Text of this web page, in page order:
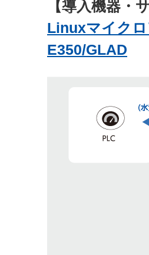
【導入機器・
Linuxマイク
E350/GLAD